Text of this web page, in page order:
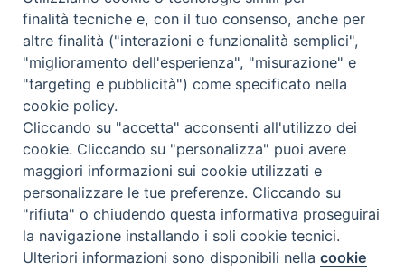
Diocesi di Melfi Rapolla Venosa
• Largo Duomo, 12 - 85025 MELFI (PZ) •
Tel. 0972238604
diocesi.melfi_rapolla_venosa@legalmail.it
Preferenze Cookie
finalità tecniche e, con il tuo consenso, anche per
altre finalità ("interazioni e funzionalità semplici",
"miglioramento dell'esperienza", "misurazione" e
"targeting e pubblicità") come specificato nella
cookie policy.
Cliccando su "accetta" acconsenti all'utilizzo dei
cookie. Cliccando su "personalizza" puoi avere
maggiori informazioni sui cookie utilizzati e
personalizzare le tue preferenze. Cliccando su
"rifiuta" o chiudendo questa informativa proseguirai
la navigazione installando i soli cookie tecnici.
Ulteriori informazioni sono disponibili nellacookie